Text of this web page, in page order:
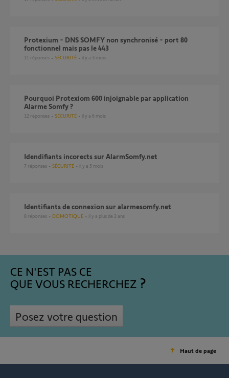
Protexium - DNS SOMFY non synchronisé - port 80
fonctionnel mais pas le 443
11 réponses SÉCURITÉ il y a 3 mois
Pourquoi Protexiom 600 injoignable par application
Alarme Somfy ?
12 réponses SÉCURITÉ il y a 6 mois
Idendifiants incorects sur AlarmSomfy.net
7 réponses SÉCURITÉ il y a 5 mois
identifiants de connexion sur alarmesomfy.net
8 réponses DOMOTIQUE il y a plus de 2 ans
CE N'EST PAS CE
QUE VOUS RECHERCHEZ
Posez votre question
Haut de page